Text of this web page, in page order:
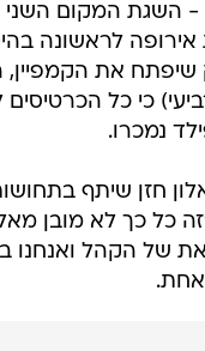
- השגת המקום
לראשונה
את הקמפיין,
כי כל
נמכרו.
חזן שיתף
כל כך לא מובן
של הקהל ואנחנו